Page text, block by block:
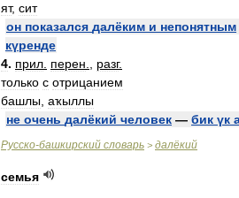
ят, сит
он показался далёким и непонятным
күренде
4. прил перен разг.
только с отрицанием
башлы аҡыллы
не очень далёкий человек — бик үк
Русско-башкирский словарь > далёкий
семья